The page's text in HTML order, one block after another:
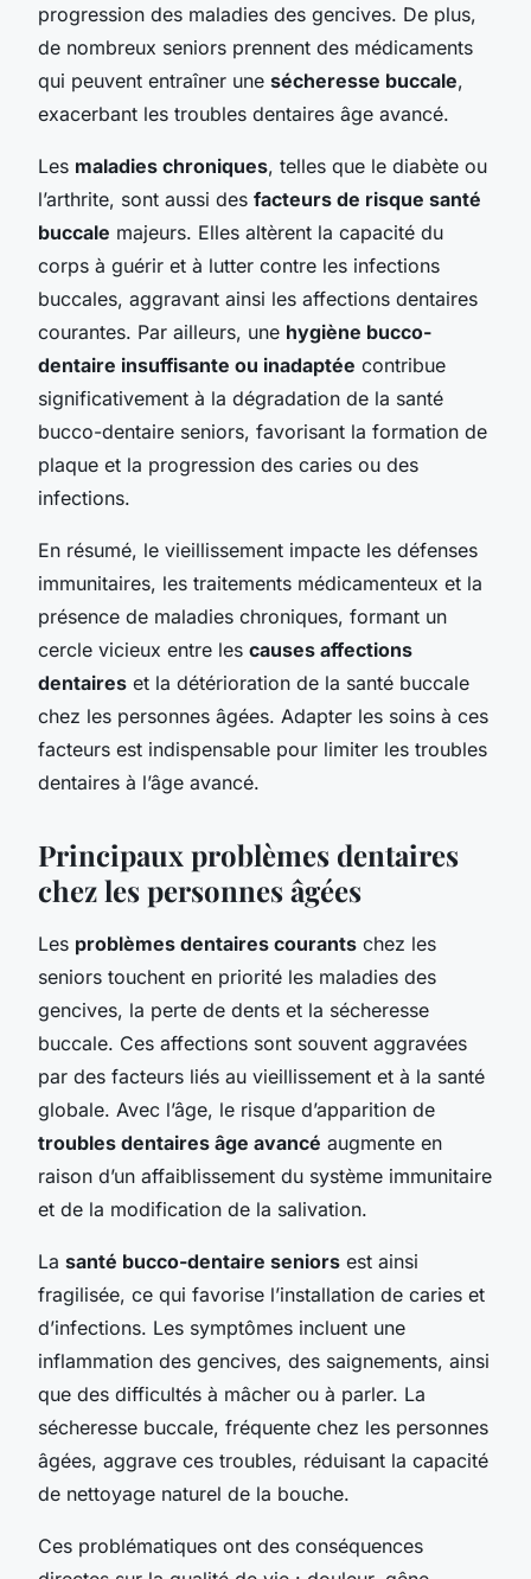
progression des maladies des gencives. De plus,
de nombreux seniors prennent des médicaments
qui peuvent entraîner une sécheresse buccale,
exacerbant les troubles dentaires âge avancé.
Les maladies chroniques, telles que le diabète ou
l’arthrite, sont aussi des facteurs de risque santé
buccale majeurs. Elles altèrent la capacité du
corps à guérir et à lutter contre les infections
buccales, aggravant ainsi les affections dentaires
courantes. Par ailleurs, une hygiène bucco-
dentaire insuffisante ou inadaptée contribue
significativement à la dégradation de la santé
bucco-dentaire seniors, favorisant la formation de
plaque et la progression des caries ou des
infections.
En résumé, le vieillissement impacte les défenses
immunitaires, les traitements médicamenteux et la
présence de maladies chroniques, formant un
cercle vicieux entre les causes affections
dentaires et la détérioration de la santé buccale
chez les personnes âgées. Adapter les soins à ces
facteurs est indispensable pour limiter les troubles
dentaires à l’âge avancé.
Principaux problèmes dentaires
chez les personnes âgées
Les problèmes dentaires courants chez les
seniors touchent en priorité les maladies des
gencives, la perte de dents et la sécheresse
buccale. Ces affections sont souvent aggravées
par des facteurs liés au vieillissement et à la santé
globale. Avec l’âge, le risque d’apparition de
troubles dentaires âge avancé augmente en
raison d’un affaiblissement du système immunitaire
et de la modification de la salivation.
La santé bucco-dentaire seniors est ainsi
fragilisée, ce qui favorise l’installation de caries et
d’infections. Les symptômes incluent une
inflammation des gencives, des saignements, ainsi
que des difficultés à mâcher ou à parler. La
sécheresse buccale, fréquente chez les personnes
âgées, aggrave ces troubles, réduisant la capacité
de nettoyage naturel de la bouche.
Ces problématiques ont des conséquences